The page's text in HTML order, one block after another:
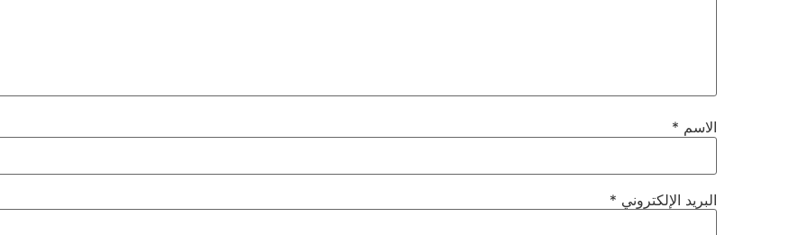
الاسم *
البريد الإلكتروني *